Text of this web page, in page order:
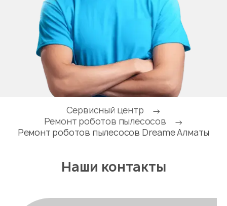
Сервисный центр
→
Ремонт роботов пылесосов
→
Ремонт роботов пылесосов Dreame Алматы
Наши контакты